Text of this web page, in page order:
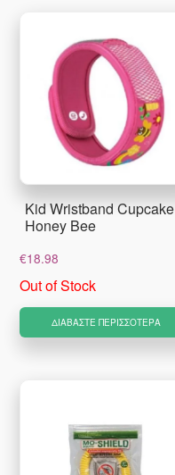
Kid Wristband Cupcake
Honey Bee
€18.98
Out of Stock
ΔΙΑΒΆΣΤΕ ΠΕΡΙΣΣΌΤΕΡΑ